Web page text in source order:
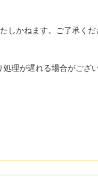
しかねます。ご了承くだ
理が遅れる場合がござ